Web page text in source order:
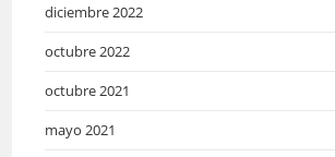
diciembre 2022
octubre 2022
octubre 2021
mayo 2021